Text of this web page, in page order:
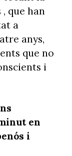
que han
a
anys,
que no
i
en
i